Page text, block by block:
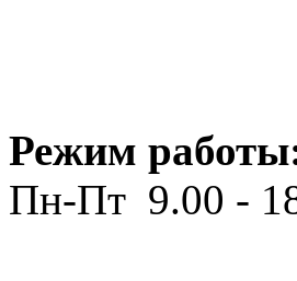
Режим
Пн-Пт 9.00 -